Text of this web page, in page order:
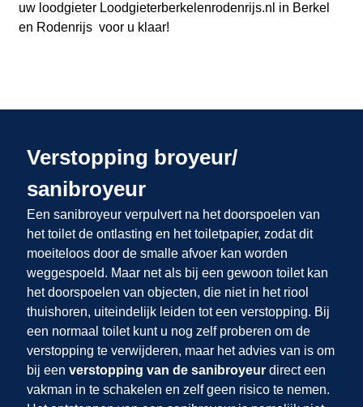
uw loodgieter Loodgieterberkelenrodenrijs.nl in Berkel
en Rodenrijs voor u klaar!
Verstopping broyeur/
sanibroyeur
Een sanibroyeur verpulvert na het doorspoelen van
het toilet de ontlasting en het toiletpapier, zodat dit
moeiteloos door de smalle afvoer kan worden
weggespoeld. Maar net als bij een gewoon toilet kan
het doorspoelen van objecten, die niet in het riool
thuishoren, uiteindelijk leiden tot een verstopping. Bij
een normaal toilet kunt u nog zelf proberen om de
verstopping te verwijderen, maar het advies van is om
bij een verstopping van de sanibroyeurdirect een
vakman in te schakelen en zelf geen risico te nemen.